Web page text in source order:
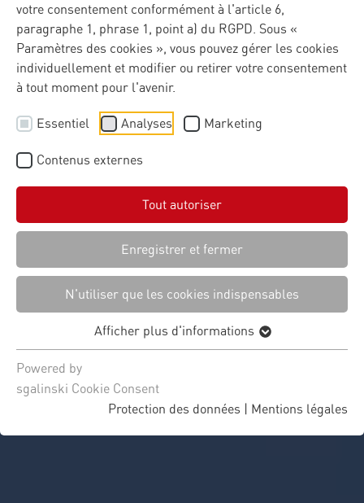
votre consentement conformément à l'article 6,
paragraphe 1, phrase 1, point a) du RGPD. Sous «
Paramètres des cookies », vous pouvez gérer les cookies
individuellement et modifier ou retirer votre consentement
à tout moment pour l'avenir.
Essentiel Analyses Marketing
Contenus externes
Tout autoriser
Enregistrer et fermer
N'utiliser que les cookies indispensables
Afficher plus d'informations
Powered by
sgalinski Cookie Consent
Protection des données | Mentions légales